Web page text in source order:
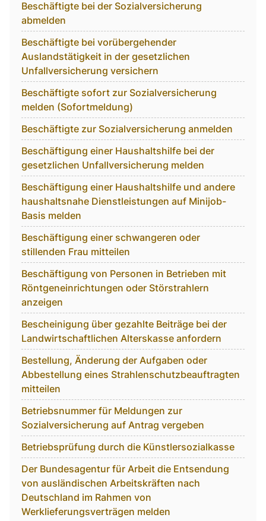
Beschäftigte bei der Sozialversicherung
abmelden
Beschäftigte bei vorübergehender
Auslandstätigkeit in der gesetzlichen
Unfallversicherung versichern
Beschäftigte sofort zur Sozialversicherung
melden (Sofortmeldung)
Beschäftigte zur Sozialversicherung anmelden
Beschäftigung einer Haushaltshilfe bei der
gesetzlichen Unfallversicherung melden
Beschäftigung einer Haushaltshilfe und andere
haushaltsnahe Dienstleistungen auf Minijob-
Basis melden
Beschäftigung einer schwangeren oder
stillenden Frau mitteilen
Beschäftigung von Personen in Betrieben mit
Röntgeneinrichtungen oder Störstrahlern
anzeigen
Bescheinigung über gezahlte Beiträge bei der
Landwirtschaftlichen Alterskasse anfordern
Bestellung, Änderung der Aufgaben oder
Abbestellung eines Strahlenschutzbeauftragten
mitteilen
Betriebsnummer für Meldungen zur
Sozialversicherung auf Antrag vergeben
Betriebsprüfung durch die Künstlersozialkasse
Der Bundesagentur für Arbeit die Entsendung
von ausländischen Arbeitskräften nach
Deutschland im Rahmen von
Werklieferungsverträgen melden